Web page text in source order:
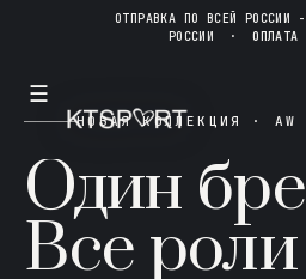
ОТПРАВКА ПО ВСЕЙ РОССИИ
РОССИИ ·ОПЛАТА
☰
НОВАЯ КОЛЛЕКЦИЯ · AW
Один
Все